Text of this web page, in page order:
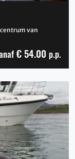
van
€ 54.00 p.p.